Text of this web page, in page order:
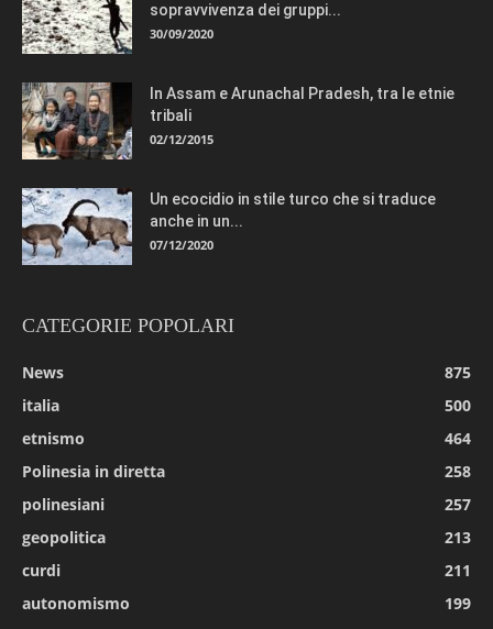
sopravvivenza dei gruppi...
30/09/2020
In Assam e Arunachal Pradesh, tra le etnie
tribali
02/12/2015
Un ecocidio in stile turco che si traduce
anche in un...
07/12/2020
CATEGORIE POPOLARI
News
875
italia
500
etnismo
464
Polinesia in diretta
258
polinesiani
257
geopolitica
213
curdi
211
autonomismo
199